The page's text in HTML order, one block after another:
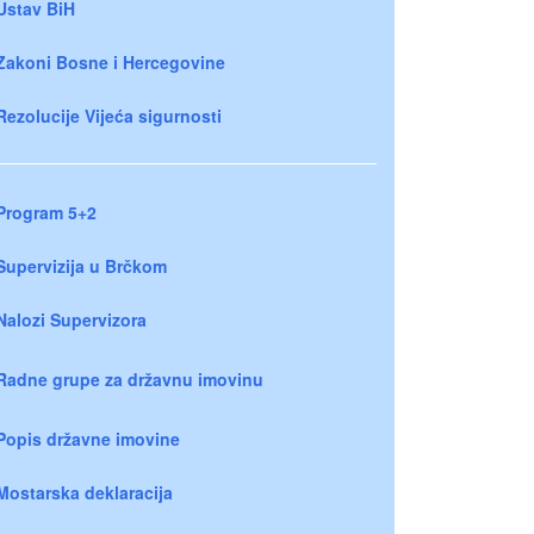
BiH
Bosne i Hercegovine
Vijeća sigurnosti
5+2
u Brčkom
Supervizora
grupe za državnu imovinu
državne imovine
deklaracija